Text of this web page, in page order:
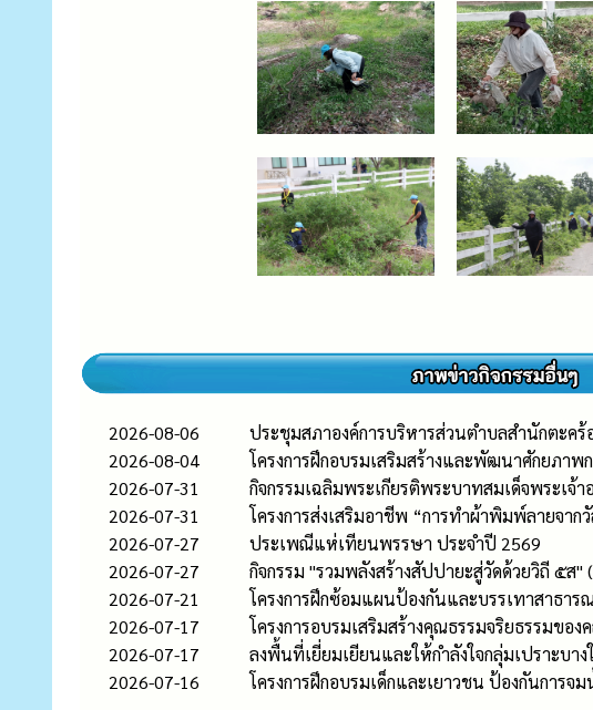
2026-08-06
ประชุมสภาองค์การบริหารส่วนตำบลสำนักตะค
2026-08-04
โครงการฝึกอบรมเสริมสร้างและพัฒนาศักยภา
2026-07-31
กิจกรรมเฉลิมพระเกียรติพระบาทสมเด็จพระเ
2026-07-31
โครงการส่งเสริมอาชีพ “การทำผ้าพิมพ์ลายจา
2026-07-27
ประเพณีแห่เทียนพรรษา ประจำปี 2569
2026-07-27
กิจกรรม "รวมพลังสร้างสัปปายะสู่วัดด้วยวิถี ๕ส"
2026-07-21
โครงการฝึกซ้อมแผนป้องกันและบรรเทาสาธาร
2026-07-17
โครงการอบรมเสริมสร้างคุณธรรมจริยธรรมข
2026-07-17
ลงพื้นที่เยี่ยมเยียนและให้กำลังใจกลุ่มเปราะบ
2026-07-16
โครงการฝึกอบรมเด็กและเยาวชน ป้องกันการจ